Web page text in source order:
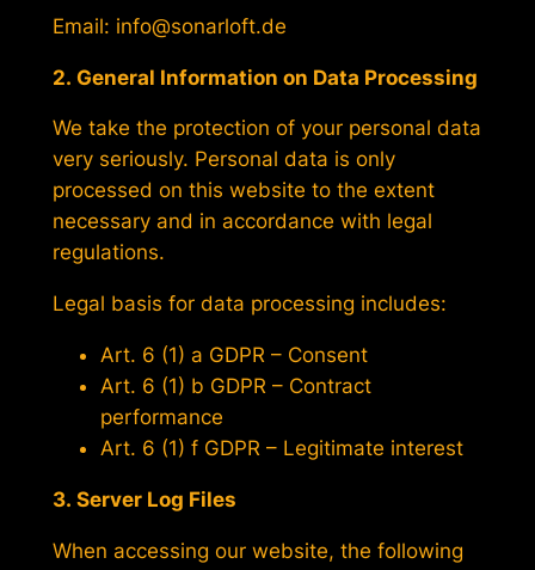
Email: info@sonarloft.de
2. General Information on Data Processing
We take the protection of your personal data
very seriously. Personal data is only
processed on this website to the extent
necessary and in accordance with legal
regulations.
Legal basis for data processing includes:
Art. 6 (1) a GDPR – Consent
Art. 6 (1) b GDPR – Contract
performance
Art. 6 (1) f GDPR – Legitimate interest
3. Server Log Files
When accessing our website, the following